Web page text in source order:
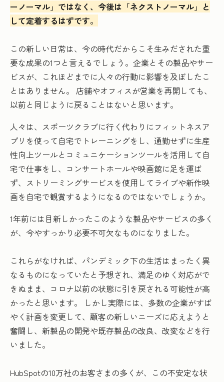
ーノーマル」ではなく、今後は「ネクストノーマル」と
して定着するはずです。
この新しい日常は、今の時代だからこそ生みだされた重
要な成果の1つと言えるでしょう。企業とその製品やサー
ビスが、これほどまでに人々の行動に影響を及ぼしたこ
とはありません。 店舗やオフィスが営業を再開しても、
以前と同じように戻ることはないと思います。
人々は、スポーツクラブに行く代わりにフィットネスア
プリを使って自宅でトレーニングをし、通勤せずに生産
性向上ツールとコミュニケーションツールを活用して自
宅で仕事をし、コンサートホールや映画館に足を運ば
ず、ストリーミングサービスを使用してライブや新作映
画を自宅で観賞するようになるのではないでしょうか。
1年前には目新しかったこのような製品やサービスの多く
が、今やすっかり必要不可欠なものになりました。
これらがなければ、パンデミック下の生活はまったく異
なるものになっていたと予想され、満足のゆく対応がで
きぬまま、コロナ以前の状態に引き戻される可能性が高
かったと思います。 しかし実際には、多数の企業がすば
やく計画を変更して、顧客の新しいニーズに応えようと
奮闘し、新製品の開発や既存製品の改良、改変などを行
いました。
HubSpotの10万社のお客さまの多くが、この不安定な状